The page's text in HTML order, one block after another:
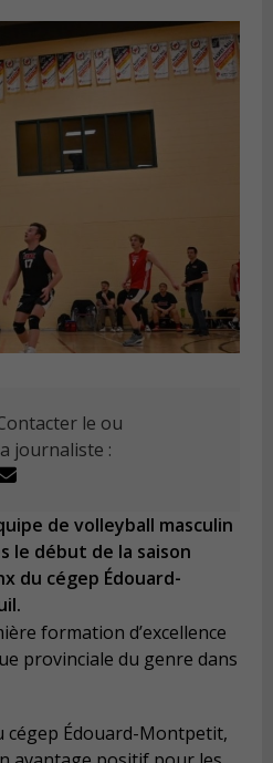
le ou
journaliste :
de volleyball masculin
le début de la saison
du cégep Édouard-
formation d’excellence
provinciale du genre dans
cégep Édouard-Montpetit,